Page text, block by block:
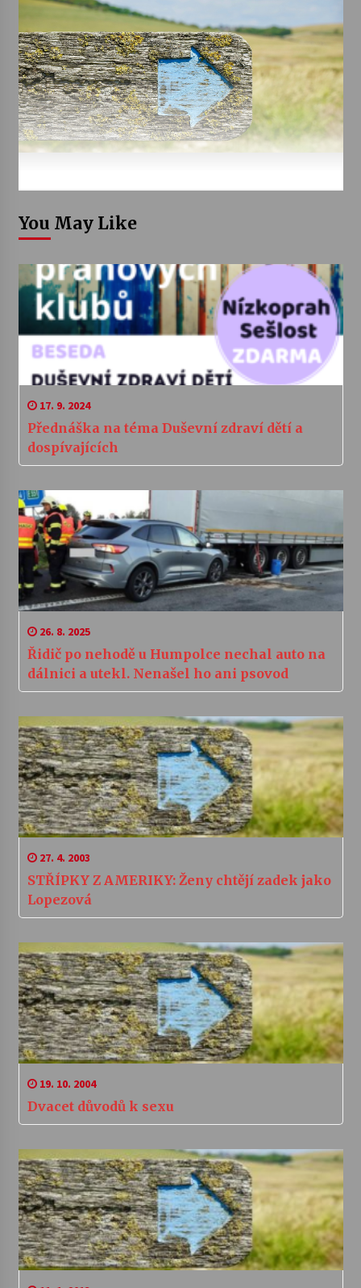
You May Like
17. 9. 2024
Přednáška na téma Duševní zdraví dětí a
dospívajících
26. 8. 2025
Řidič po nehodě u Humpolce nechal auto na
dálnici a utekl. Nenašel ho ani psovod
27. 4. 2003
STŘÍPKY Z AMERIKY: Ženy chtějí zadek jako
Lopezová
19. 10. 2004
Dvacet důvodů k sexu